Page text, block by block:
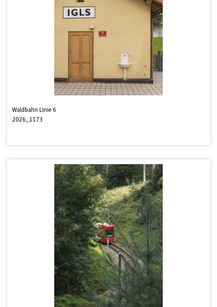
Waldbahn Linie 6
2026_1173